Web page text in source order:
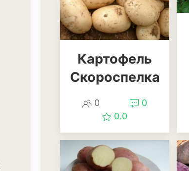
Картофель
Скороспелка
0
0
0.0